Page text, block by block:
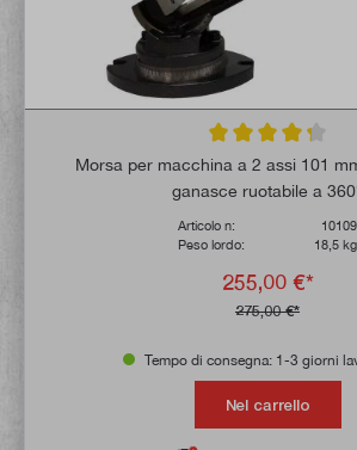
Valutazione media
Morsa per macchina a 2 assi 101
ganasce ruotabile a
Articolo n:
10109
Peso lordo:
18,5 kg
255,00 €*
275,00 €*
Tempo di consegna: 1-3 giorni
Nel carrello